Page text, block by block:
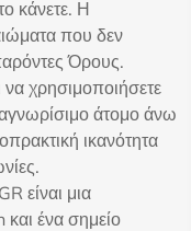
κάνετε. Η
που δεν
Όρους.
χρησιμοποιήσετε
άτομο άνω
ικανότητα
είναι μια
ένα σημείο